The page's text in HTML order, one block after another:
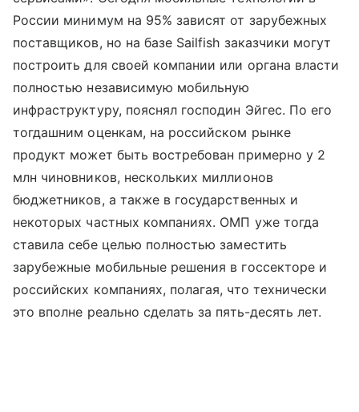
России минимум на 95% зависят от зарубежных
поставщиков, но на базе Sailfish заказчики могут
построить для своей компании или органа власти
полностью независимую мобильную
инфраструктуру, пояснял господин Эйгес. По его
тогдашним оценкам, на российском рынке
продукт может быть востребован примерно у 2
млн чиновников, нескольких миллионов
бюджетников, а также в государственных и
некоторых частных компаниях. ОМП уже тогда
ставила себе целью полностью заместить
зарубежные мобильные решения в госсекторе и
российских компаниях, полагая, что технически
это вполне реально сделать за пять-десять лет.